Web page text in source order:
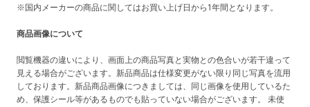
※国内メーカーの商品に関してはお買い上げ日から1年間となります。
商品画像について
閲覧機器の違いにより、画面上の商品写真と実物との色合いが若干違って
見える場合がございます。新品商品は仕様変更がない限り同じ写真を流用
しております。新品商品画像につきましては、同じ画像を使用しているた
め、保護シール等があるものでも貼っていない場合がございます。 未使